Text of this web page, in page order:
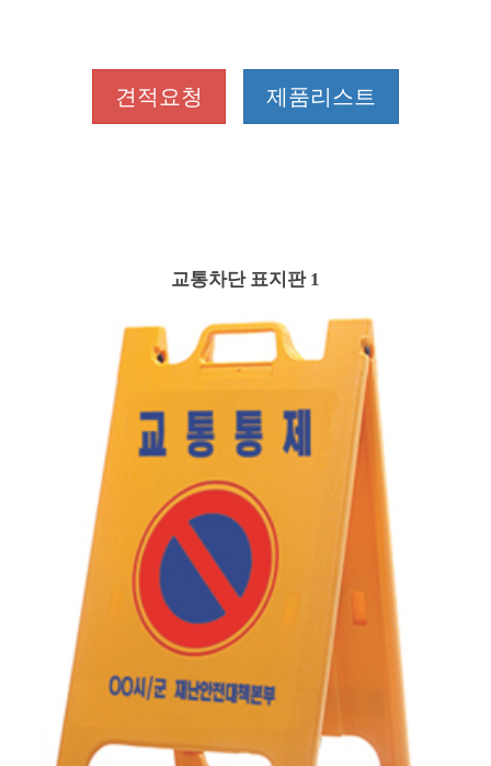
견적요청 제품리스트
교통차단 표지판 1